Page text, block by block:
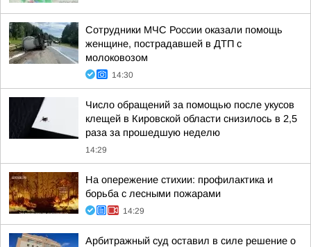
Сотрудники МЧС России оказали помощь
женщине, пострадавшей в ДТП с
молоковозом
14:30
Число обращений за помощью после укусов
клещей в Кировской области снизилось в 2,5
раза за прошедшую неделю
14:29
На опережение стихии: профилактика и
борьба с лесными пожарами
14:29
Арбитражный суд оставил в силе решение о